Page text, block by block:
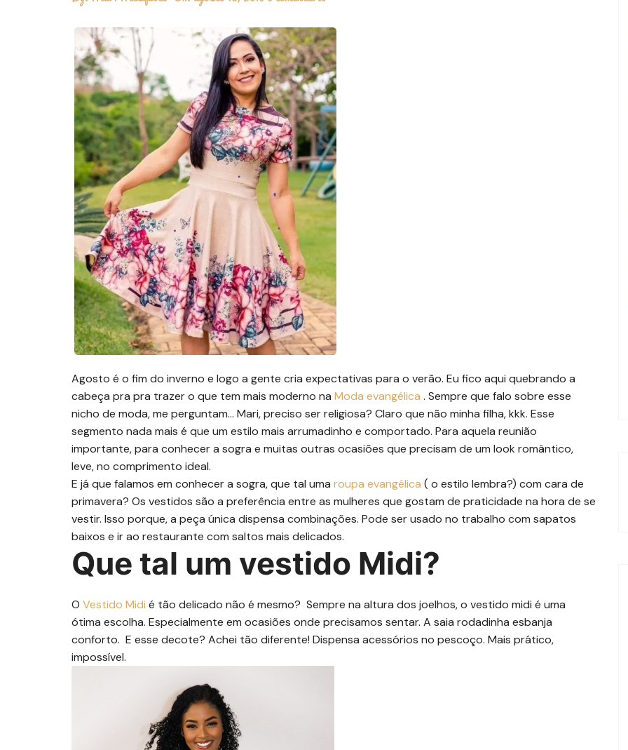
Agosto é o fim do inverno e logo a gente cria expectativas para o verão. Eu fico aqui quebrando a
cabeça pra pra trazer o que tem mais moderno na Moda evangélica . Sempre que falo sobre esse
nicho de moda, me perguntam… Mari, preciso ser religiosa? Claro que não minha filha, kkk. Esse
segmento nada mais é que um estilo mais arrumadinho e comportado. Para aquela reunião
importante, para conhecer a sogra e muitas outras ocasiões que precisam de um look romântico,
leve, no comprimento ideal.
E já que falamos em conhecer a sogra, que tal uma roupa evangélica ( o estilo lembra?) com cara de
primavera? Os vestidos são a preferência entre as mulheres que gostam de praticidade na hora de se
vestir. Isso porque, a peça única dispensa combinações. Pode ser usado no trabalho com sapatos
baixos e ir ao restaurante com saltos mais delicados.
Que tal um vestido Midi?
O Vestido Midi é tão delicado não é mesmo? Sempre na altura dos joelhos, o vestido midi é uma
ótima escolha. Especialmente em ocasiões onde precisamos sentar. A saia rodadinha esbanja
conforto. E esse decote? Achei tão diferente! Dispensa acessórios no pescoço. Mais prático,
impossível.